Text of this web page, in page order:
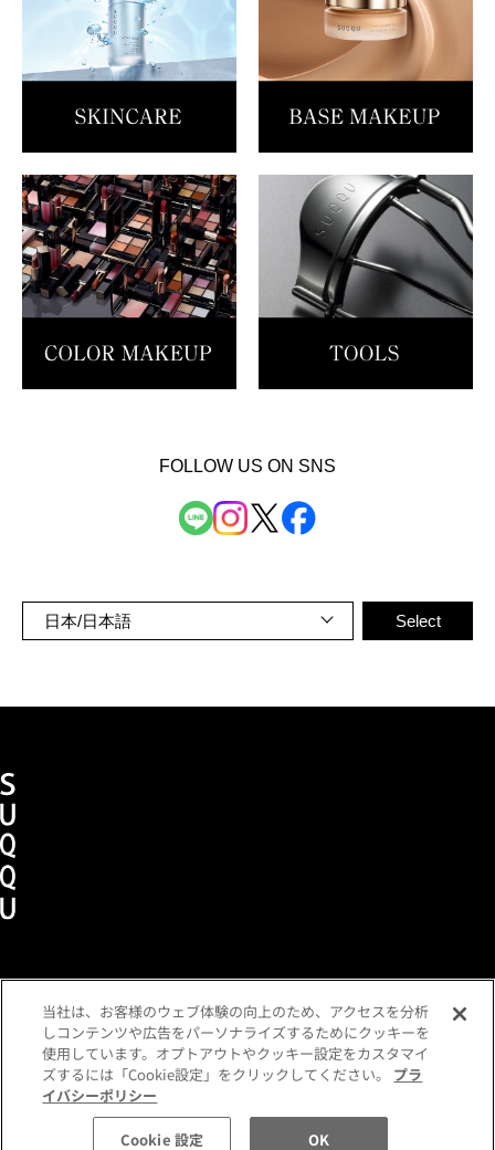
税込 6,050 円
カートに入れる
FOLLOW US ON SNS
ショッピングガイドメンバーズプログラム
よくあるご質問
お問い合わせ各種規約
定期便ご利用特約 利用者情報の外部通信
プライバシーポリシー
コミュニティガイドライン
当社は、お客様のウェブ体験の向上のため、アクセスを分析
しコンテンツや広告をパーソナライズするためにクッキーを
使用しています。オプトアウトやクッキー設定をカスタマイ
ズするには「Cookie設定」をクリックしてください。 プラ
イバシーポリシー
Cookie 設定 OK